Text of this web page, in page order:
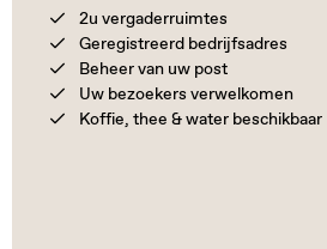
2u vergaderruimtes
Geregistreerd bedrijfsadres
Beheer van uw post
Uw bezoekers verwelkomen
Koffie, thee & water beschikbaar